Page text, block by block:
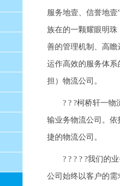
服务地壹、信誉地
族在的一颗耀眼明
善的管理机制、高瞻
运作高效的服务体
担）物流公司。
? ? ?柯桥轩一
输业务物流公司。
捷的物流公司。
? ? ? ? ?我们的
公司始终以客户的